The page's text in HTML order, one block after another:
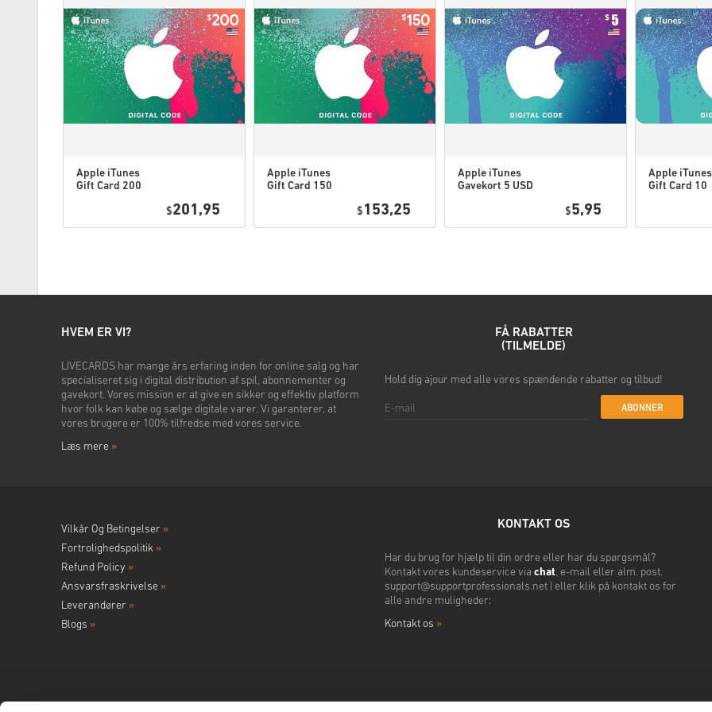
Se den hurtige guide
Disse downloadbare
Disse koder har ingen
Indhold der kan
for at kunne spille denne
Du kan modtage mere
Apple iTunes
Gift Card 200
$201,95
Apple iTunes
Gift Card 150
$ 153,25
Apple iTunes
Gavekort 5 USD
$5,95
Apple iTunes
Gift Card 10
HVEM ER VI?
LIVECARDS har mange års erfaring inden for online salg og har
specialiseret sig i digital distribution af spil, abonnementer og
gavekort. Vores mission er at give en sikker og effektiv platform
hvor folk kan købe og sælge digitale varer. Vi garanterer, at
vores brugere er 100% tilfredse med vores service.
Læs mere »
FÅ RABATTER
(TILMELDE)
Hold dig ajour med alle vores spændende rabatter og tilbud!
ABONNER
Vilkår Og Betingelser »
Fortrolighedspolitik »
Refund Policy »
Ansvarsfraskrivelse »
Leverandører »
Blogs »
KONTAKT OS
Har du brug for hjælp til din ordre eller har du spørgsmål?
Kontakt vores kundeservice via chat, e-mail eller alm. post.
support@supportprofessionals.net| eller klik på kontakt os for
alle andre muligheder:
Kontakt os »